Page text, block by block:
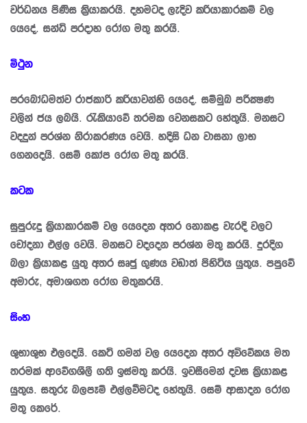
වර්ධනය පිණිස කි‍්‍රයාකරයි. දහමටද ලැදිව ක‍්‍රියාකාරකම් වල
යෙදේ. සන්ධි ප‍්‍රදාහ රෝග මතු කරයි.
මිථුන
ප‍්‍රබෝධමත්ව රාජකාරි ක‍්‍රියාවන්හි යෙදේ. සම්මුඛ පරීක්‍ෂණ
වලින් ජය ලබයි. රැකියාවේ තරමක වෙනසකට හේතුයි. මනසට
වදදුන් ප‍්‍රශ්න නිරාකරණය වෙයි. හදිසි ධන වාසනා ලාභ
ගෙනදෙයි. සෙම් කෝප රෝග මතු කරයි.
කටක
සුපුරුදු ක්‍රියාකාරකම් වල යෙදෙන අතර නොකළ වැරදි වලට
චෝදනා එල්ල වෙයි. මනසට වදදෙන ප‍්‍රශ්න මතු කරයි. දුරදිග
බලා ක්‍රියාකළ යුතු අතර සෘජු ගුණය වඩාත් පිහිටිය යුතුය. පපුවේ
අමාරු, අමාශගත රෝග මතුකරයි.
සිංහ
ශුභාශුභ ඵලදෙයි. කෙටි ගමන් වල යෙදෙන අතර අවිවේකය මත
තරමක් ආවේගශීලී ගති ඉස්මතු කරයි. ඉවසීමෙන් දවස ක්‍රියාකළ
යුතුය. සතුරු බලපෑම් එල්ලවීමටද හේතුයි. සෙම් ආසාදන රෝග
මතු කෙරේ.